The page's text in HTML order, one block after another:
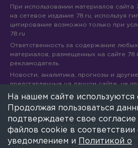
При использовании материалов сайта
на сетевое издание 78.ru, используя
цитирование возможно только при
78.ru
Ответственность за содержание
материалов, размещенных на сайте
рекламодатель.
Новости, аналитика, прогнозы и
представленные на данном сайте, не
рекомендацией к покупке или
Свидетельство о регистрации СМИ Эл
Все права защищены © ООО «ТВ
На 78.ru применяются
(информационные технологии
На нашем сайте
Продолжая пользоваться
подтверждаете свое согласие
файлов cookie в
уведомлением и
Политикой о